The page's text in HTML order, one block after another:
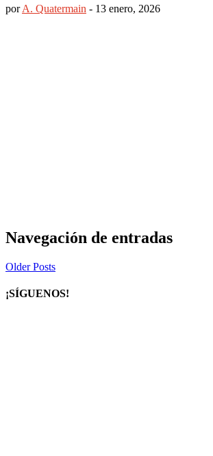
porA. Quatermain - 13 enero, 2026
Navegación de entradas
Older Posts
¡SÍGUENOS!